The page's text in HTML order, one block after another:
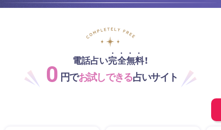
電話占い完全無料！
0 円でお試しできる占いサイト